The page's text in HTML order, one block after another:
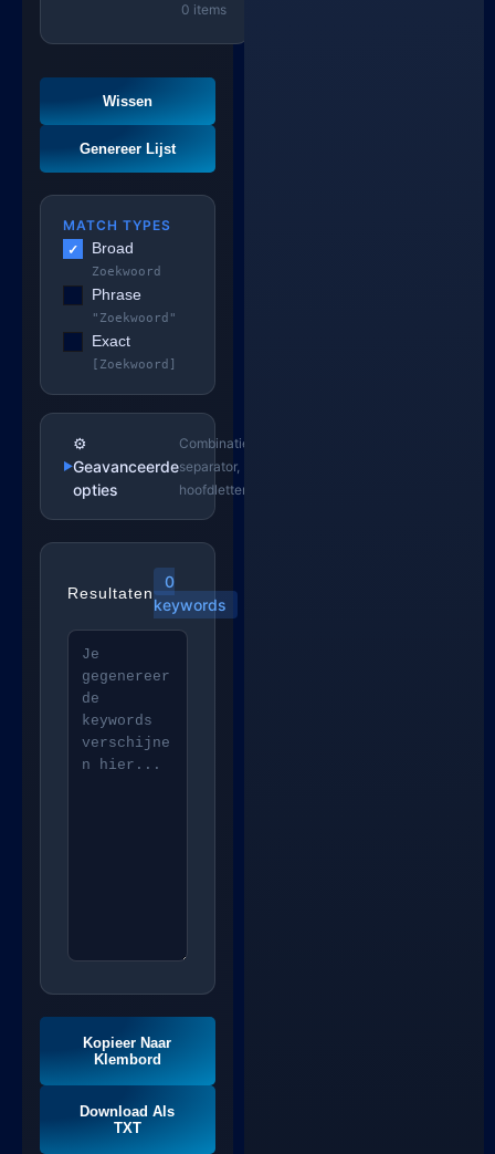
0 items
Wissen
Genereer Lijst
MATCH TYPES
Broad
Zoekwoord
Phrase
"zoekwoord"
Exact
[zoekwoord]
⚙️
Geavanceerde
opties
Combinatiepatronen,
separator,
hoofdletters
Resultaten
0
keywords
Kopieer Naar
Klembord
Download Als
TXT